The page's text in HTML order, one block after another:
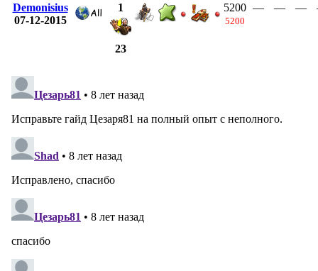
Demonisius
07-12-2015
1
23
5200
5200
— — —